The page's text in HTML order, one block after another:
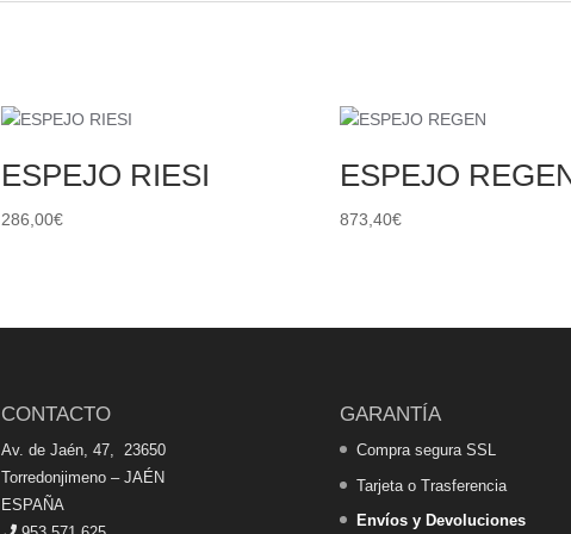
ESPEJO RIESI
286,00€
ESPEJO
873,40€
CONTACTO
Av. de Jaén, 47, 23650
Torredonjimeno – JAÉN
ESPAÑA
GARANTÍA
Compra segura SSL
Tarjeta o Trasferencia
Envíos y Devoluciones